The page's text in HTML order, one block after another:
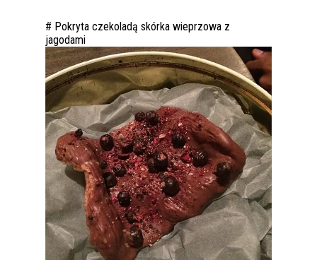
# Pokryta czekoladą skórka wieprzowa z
jagodami